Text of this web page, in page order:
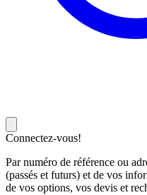
Connectez-vous!
Par numéro de référence ou
(passés et futurs) et de vos
de vos options, vos devis et